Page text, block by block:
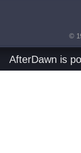
©
AfterDawn is